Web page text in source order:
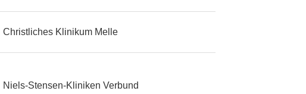
Christliches Klinikum Melle
Niels-Stensen-Kliniken Verbund